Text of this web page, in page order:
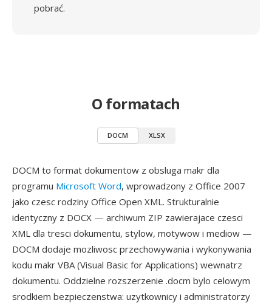
pobrać.
O formatach
DOCM XLSX
DOCM to format dokumentow z obsluga makr dla
programu Microsoft Word, wprowadzony z Office 2007
jako czesc rodziny Office Open XML. Strukturalnie
identyczny z DOCX — archiwum ZIP zawierajace czesci
XML dla tresci dokumentu, stylow, motywow i mediow —
DOCM dodaje mozliwosc przechowywania i wykonywania
kodu makr VBA (Visual Basic for Applications) wewnatrz
dokumentu. Oddzielne rozszerzenie .docm bylo celowym
srodkiem bezpieczenstwa: uzytkownicy i administratorzy